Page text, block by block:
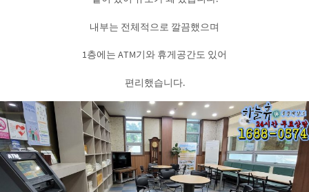
내부는 전체적으로 깔끔했으며
1층에는 ATM기와 휴게공간도 있어
편리했습니다.